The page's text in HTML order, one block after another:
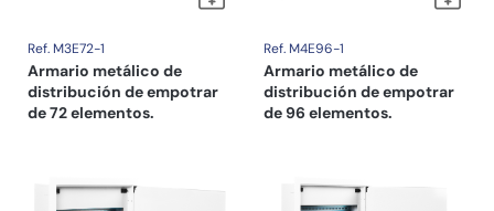
Ref. M3E72-1
Armario metálico de
distribución de empotrar
de 72 elementos.
Ref. M4E96-1
Armario metálico de
distribución de empotrar
de 96 elementos.